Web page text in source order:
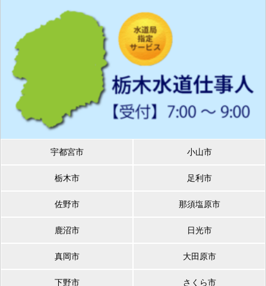
宇都宮市 小山市
栃木市 足利市
佐野市 那須塩原市
鹿沼市 日光市
真岡市 大田原市
下野市 さくら市